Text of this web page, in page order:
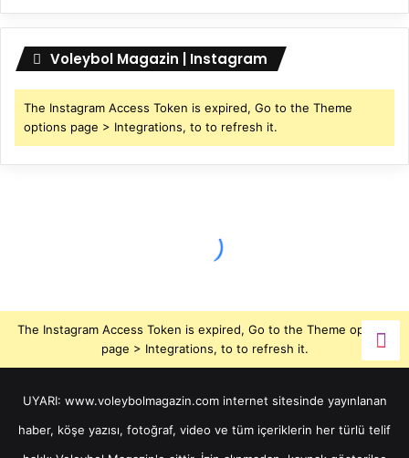
Voleybol Magazin | Instagram
The Instagram Access Token is expired, Go to the Theme
options page > Integrations, to to refresh it.
The Instagram Access Token is expired, Go to the Theme options
page > Integrations, to to refresh it.
UYARI: www.voleybolmagazin.com internet sitesinde yayınlanan
haber, köşe yazısı, fotoğraf, video ve tüm içeriklerin her türlü telif